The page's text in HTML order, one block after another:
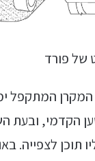
של פורד
המקרן המתקפל
הקדמי, ובעת
תוכן לצפייה.